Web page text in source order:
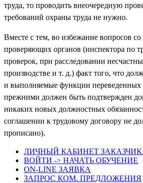
труда, то проводить внеочередную
требований охраны труда не нужно.
Вместе с тем, во избежание вопросов
проверяющих органов (инспектора по
проверок, при расследовании
производстве и т. д.) факт того, что
и выполняемые функции переведенных
прежними должен быть подтвержден
никаких новых должностных
соглашении к трудовому договору не
прописано).
ЛИЧНЫЙ КАБИНЕТ
ВОЙТИ -> НАЧАТЬ ОБУЧЕНИЕ
ON-LINE ЗАЯВКА
ЗАПРОС КОМ. ПРЕДЛОЖЕНИЯ